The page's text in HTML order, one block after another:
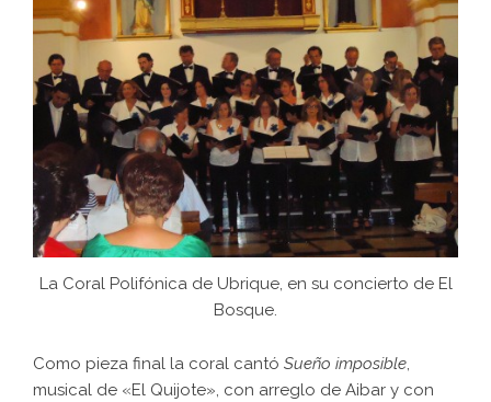
La Coral Polifónica de Ubrique, en su concierto de El
Bosque.
Como pieza final la coral cantó Sueño imposible,
musical de «El Quijote», con arreglo de Aibar y con